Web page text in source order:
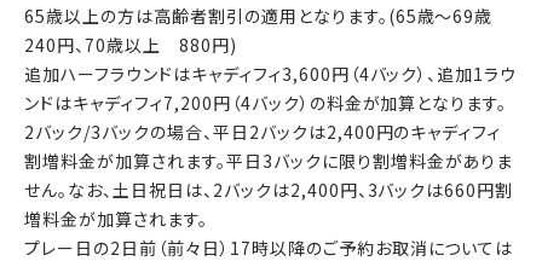
65歳以上の方は高齢者割引の適用となります。(65歳～69歳
240円、70歳以上 880円)
追加ハーフラウンドはキャディフィ3,600円（4バック）、追加1ラウ
ンドはキャディフィ7,200円（4バック）の料金が加算となります。
2バック/3バックの場合、平日2バックは2,400円のキャディフィ
割増料金が加算されます。平日3バックに限り割増料金がありま
せん。なお、土日祝日は、2バックは2,400円、3バックは660円割
増料金が加算されます。
プレー日の2日前（前々日）17時以降のご予約お取消については